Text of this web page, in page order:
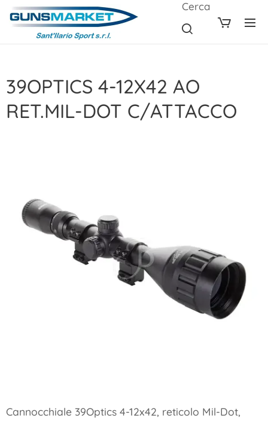
Cerca
39OPTICS 4-12X42 AO
RET.MIL-DOT C/ATTACCO
Cannocchiale 39Optics 4-12x42, reticolo Mil-Dot,